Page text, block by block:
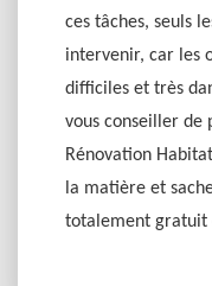
ces tâches, seuls
intervenir, car les
difficiles et très
vous conseiller de
Rénovation
la matière et
totalement gratuit